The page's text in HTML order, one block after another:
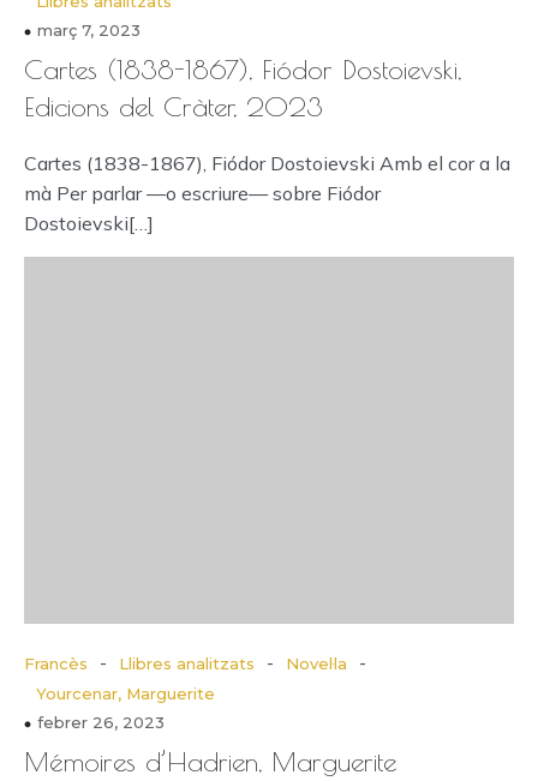
març 7, 2023
Cartes (1838-1867), Fiódor Dostoievski,
Edicions del Cràter, 2023
Cartes (1838-1867), Fiódor Dostoievski Amb el cor a la
mà Per parlar —o escriure— sobre Fiódor
Dostoievski[…]
Francès - Llibres analitzats - Novel·la -
Yourcenar, Marguerite
febrer 26, 2023
Mémoires d’Hadrien, Marguerite